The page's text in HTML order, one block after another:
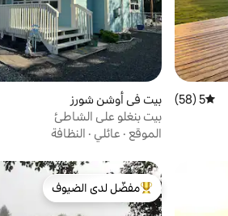
متوسط التقييم 5 من 5، 58 مراجعات
5 (58)
بيت في أوشن شورز
بيت بنغلو على الشاطئ
الموقع · عائلي · النظافة
من أبرز البيوت المفضّلة لدى
مفضّل لدى الضيوف